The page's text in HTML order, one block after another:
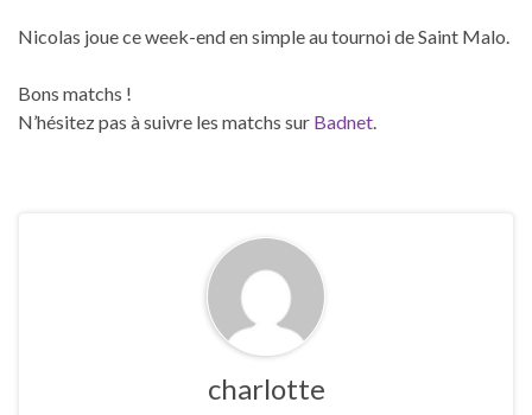
Nicolas joue ce week-end en simple au tournoi de Saint Malo.
Bons matchs !
N’hésitez pas à suivre les matchs sur Badnet.
charlotte